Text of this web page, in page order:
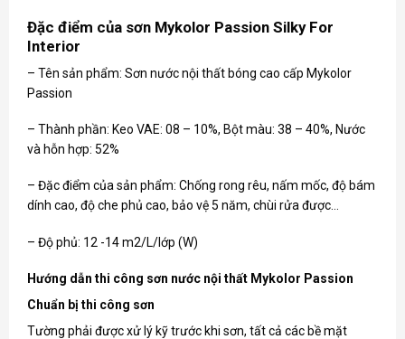
Đặc điểm của sơn Mykolor Passion Silky For
Interior
– Tên sản phẩm: Sơn nước nội thất bóng cao cấp Mykolor
Passion
– Thành phần: Keo VAE: 08 – 10%, Bột màu: 38 – 40%, Nước
và hỗn hợp: 52%
– Đặc điểm của sản phẩm: Chống rong rêu, nấm mốc, độ bám
dính cao, độ che phủ cao, bảo vệ 5 năm, chùi rửa được…
– Độ phủ: 12 -14 m2/L/lớp (W)
Hướng dẫn thi công sơn nước nội thất Mykolor Passion
Chuẩn bị thi công sơn
Tường phải được xử lý kỹ trước khi sơn, tất cả các bề mặt